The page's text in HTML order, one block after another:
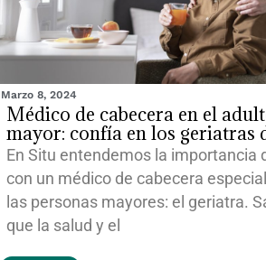
Marzo 8, 2024
Médico de cabecera en el
mayor: confía en los geriatras
En Situ entendemos la importancia
con un médico de cabecera
las personas mayores: el geriatra.
que la salud y el